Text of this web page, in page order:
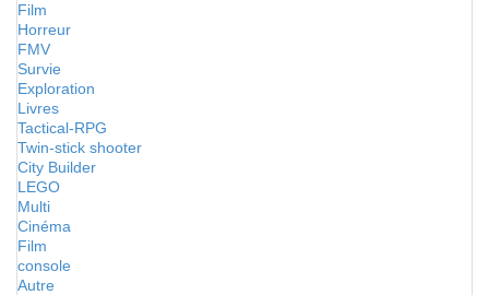
Film
Horreur
FMV
Survie
Exploration
Livres
Tactical-RPG
Twin-stick shooter
City Builder
LEGO
Multi
Cinéma
Film
console
Autre